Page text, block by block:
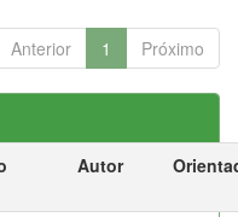
Anterior 1 Próximo
Autor